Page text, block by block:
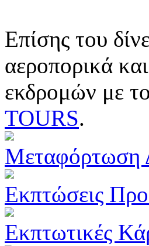
Επίσης του
αεροπορικά
εκδρομών με
TOURS.
Μεταφόρτωση
Εκπτώσεις
Εκπτωτικές